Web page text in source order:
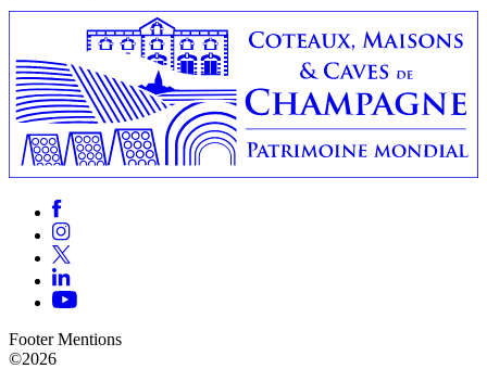
Footer Mentions
©2026